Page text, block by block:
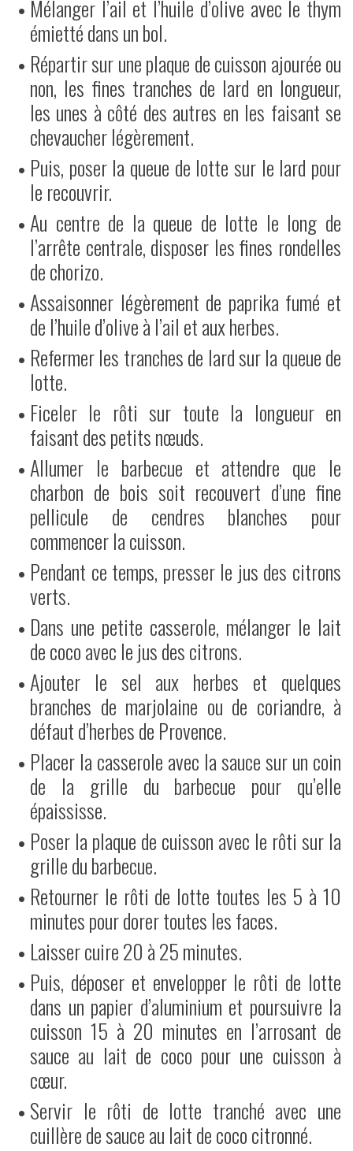
Mélanger l’ail et l’huile d’olive avec le thym
émietté dans un bol.
Répartir sur une plaque de cuisson ajourée ou
non, les fines tranches de lard en longueur,
les unes à côté des autres en les faisant se
chevaucher légèrement.
Puis, poser la queue de lotte sur le lard pour
le recouvrir.
Au centre de la queue de lotte le long de
l’arrête centrale, disposer les fines rondelles
de chorizo.
Assaisonner légèrement de paprika fumé et
de l’huile d’olive à l’ail et aux herbes.
Refermer les tranches de lard sur la queue de
lotte.
Ficeler le rôti sur toute la longueur en
faisant des petits nœuds.
Allumer le barbecue et attendre que le
charbon de bois soit recouvert d’une fine
pellicule de cendres blanches pour
commencer la cuisson.
Pendant ce temps, presser le jus des citrons
verts.
Dans une petite casserole, mélanger le lait
de coco avec le jus des citrons.
Ajouter le sel aux herbes et quelques
branches de marjolaine ou de coriandre, à
défaut d’herbes de Provence.
Placer la casserole avec la sauce sur un coin
de la grille du barbecue pour qu’elle
épaississe.
Poser la plaque de cuisson avec le rôti sur la
grille du barbecue.
Retourner le rôti de lotte toutes les 5 à 10
minutes pour dorer toutes les faces.
Laisser cuire 20 à 25 minutes.
Puis, déposer et envelopper le rôti de lotte
dans un papier d’aluminium et poursuivre la
cuisson 15 à 20 minutes en l’arrosant de
sauce au lait de coco pour une cuisson à
cœur.
Servir le rôti de lotte tranché avec une
cuillère de sauce au lait de coco citronné.